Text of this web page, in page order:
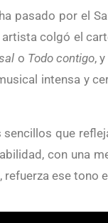
colgó el
o Todo contigo,
intensa y
que
con una
ese tono